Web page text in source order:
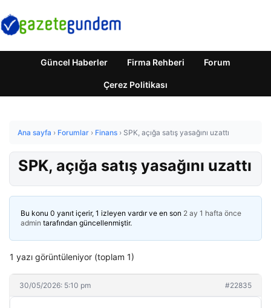
Güncel Haberler Firma Rehberi Forum
Çerez Politikası
Ana sayfa › Forumlar › Finans › SPK, açığa satış yasağını uzattı
SPK, açığa satış yasağını uzattı
Bu konu 0 yanıt içerir, 1 izleyen vardır ve en son 2 ay 1 hafta önce
admin tarafından güncellenmiştir.
1 yazı görüntüleniyor (toplam 1)
30/05/2026: 5:10 pm #22835